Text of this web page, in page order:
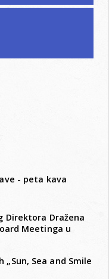
- peta kava
Direktora Dražena
Meetinga u
Sea and Smile